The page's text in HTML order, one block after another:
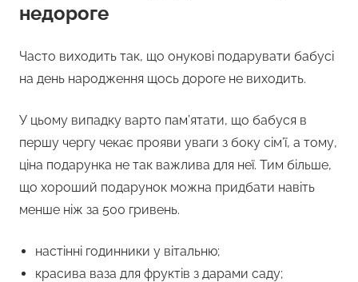
недороге
Часто виходить так, що онукові подарувати бабусі
на день народження щось дороге не виходить.
У цьому випадку варто пам’ятати, що бабуся в
першу чергу чекає прояви уваги з боку сім’ї, а тому,
ціна подарунка не так важлива для неї. Тим більше,
що хороший подарунок можна придбати навіть
менше ніж за 500 гривень.
настінні годинники у вітальню;
красива ваза для фруктів з дарами саду;